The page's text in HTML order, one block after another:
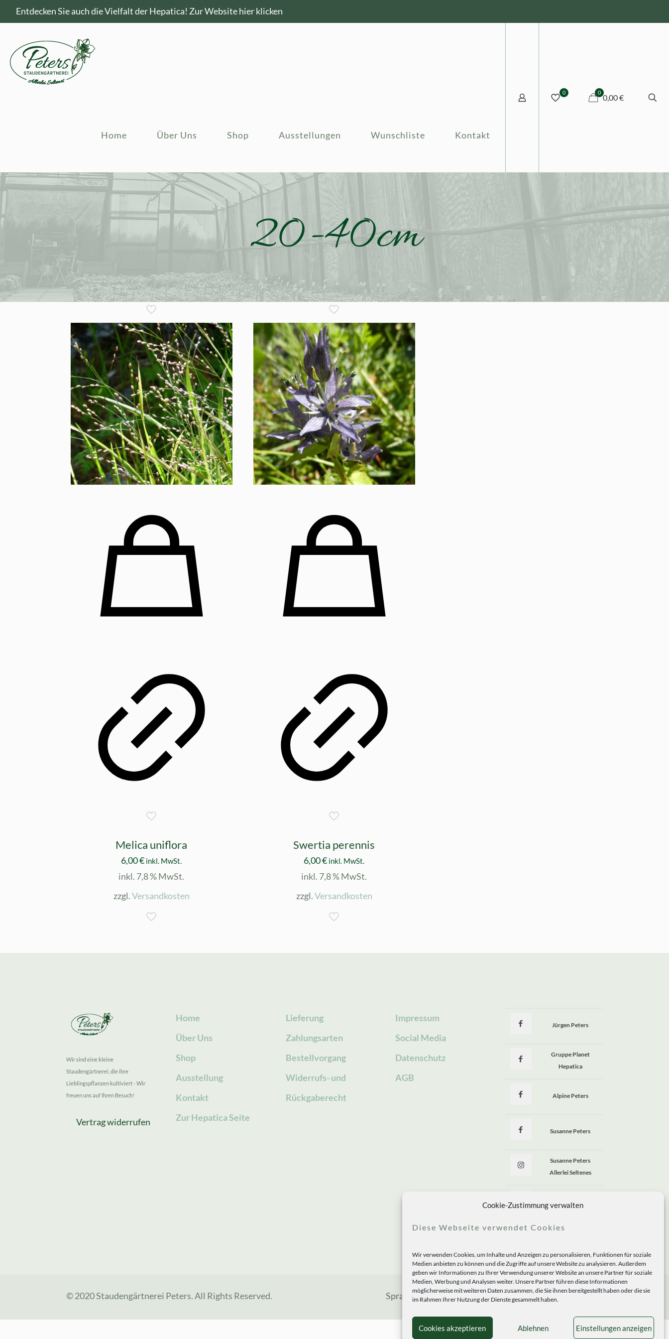
Cookie-Zustimmung verwalten
Diese Webseite verwendet Cookies
Wir verwenden Cookies, um Inhalte und Anzeigen zu personalisieren, Funktionen für soziale
Medien anbieten zu können und die Zugriffe auf unsere Website zu analysieren. Außerdem
geben wir Informationen zu Ihrer Verwendung unserer Website an unsere Partner für soziale
Medien, Werbung und Analysen weiter. Unsere Partner führen diese Informationen
möglicherweise mit weiteren Daten zusammen, die Sie ihnen bereitgestellt haben oder die sie
im Rahmen Ihrer Nutzung der Dienste gesammelt haben.
Cookies akzeptieren Ablehnen Einstellungen anzeigen
Entdecken Sie auch die Vielfalt der Hepatica! Zur Website hier klicken
Home Über Uns Shop Ausstellungen Wunschliste Kontakt
0 0
0,00 €
20-40cm
Melica uniflora
6,00€ inkl. MwSt.
inkl. 7,8 % MwSt.
zzgl.Versandkosten
Swertia perennis
6,00€ inkl. MwSt.
inkl. 7,8 % MwSt.
zzgl.Versandkosten
Wir sind eine kleine
Staudengärtnerei, die ihre
Lieblingspflanzen kultiviert - Wir
freuen uns auf Ihren Besuch!
Vertrag widerrufen
Home
Über Uns
Shop
Ausstellung
Kontakt
Zur Hepatica Seite
Lieferung
Zahlungsarten
Bestellvorgang
Widerrufs- und
Rückgaberecht
Impressum
Social Media
Datenschutz
AGB
Jürgen Peters
Gruppe Planet
Hepatica
Alpine Peters
Susanne Peters
Susanne Peters
Allerlei Seltenes
Allerlei Seltenes
© 2020 Staudengärtnerei Peters. All Rights Reserved. Sprachen